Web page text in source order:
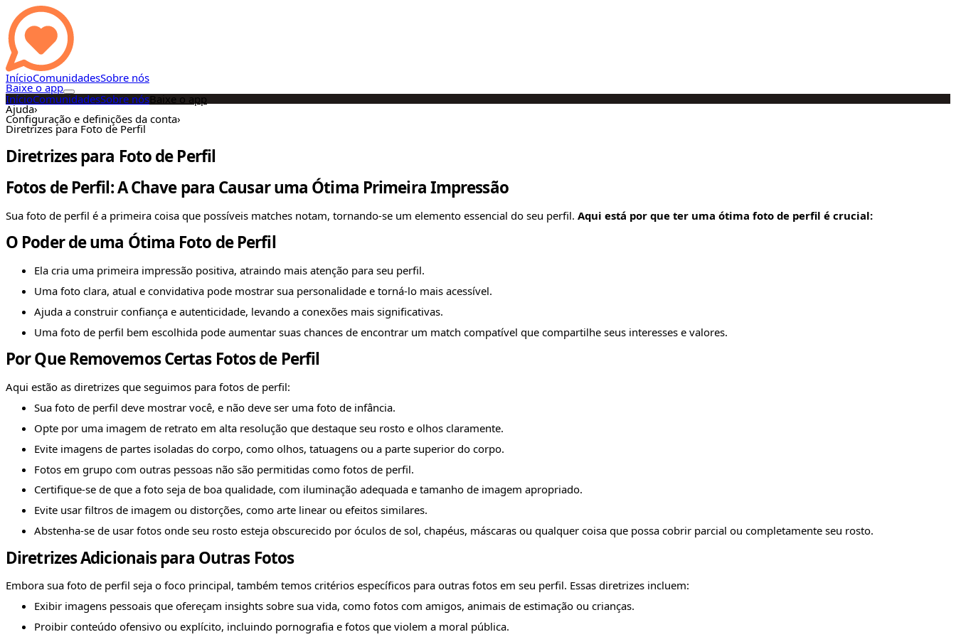
InícioComunidadesSobre nós
Baixe o app
InícioComunidadesSobre nósBaixe o app
Ajuda›
Configuração e definições da conta›
Diretrizes para Foto de Perfil
Diretrizes para Foto de Perfil
Fotos de Perfil: A Chave para Causar uma Ótima Primeira Impressão
Sua foto de perfil é a primeira coisa que possíveis matches notam, tornando-se um elemento essencial do seu perfil. Aqui está por que ter uma ótima foto de perfil é crucial:
O Poder de uma Ótima Foto de Perfil
Ela cria uma primeira impressão positiva, atraindo mais atenção para seu perfil.
Uma foto clara, atual e convidativa pode mostrar sua personalidade e torná-lo mais acessível.
Ajuda a construir confiança e autenticidade, levando a conexões mais significativas.
Uma foto de perfil bem escolhida pode aumentar suas chances de encontrar um match compatível que compartilhe seus interesses e valores.
Por Que Removemos Certas Fotos de Perfil
Aqui estão as diretrizes que seguimos para fotos de perfil:
Sua foto de perfil deve mostrar você, e não deve ser uma foto de infância.
Opte por uma imagem de retrato em alta resolução que destaque seu rosto e olhos claramente.
Evite imagens de partes isoladas do corpo, como olhos, tatuagens ou a parte superior do corpo.
Fotos em grupo com outras pessoas não são permitidas como fotos de perfil.
Certifique-se de que a foto seja de boa qualidade, com iluminação adequada e tamanho de imagem apropriado.
Evite usar filtros de imagem ou distorções, como arte linear ou efeitos similares.
Abstenha-se de usar fotos onde seu rosto esteja obscurecido por óculos de sol, chapéus, máscaras ou qualquer coisa que possa cobrir parcial ou completamente seu rosto.
Diretrizes Adicionais para Outras Fotos
Embora sua foto de perfil seja o foco principal, também temos critérios específicos para outras fotos em seu perfil. Essas diretrizes incluem:
Exibir imagens pessoais que ofereçam insights sobre sua vida, como fotos com amigos, animais de estimação ou crianças.
Proibir conteúdo ofensivo ou explícito, incluindo pornografia e fotos que violem a moral pública.